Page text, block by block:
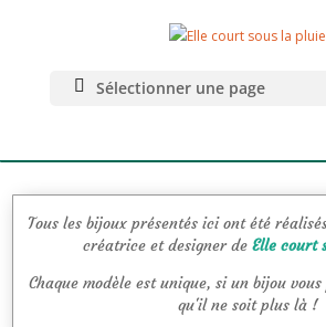
Sélectionner une page
La BoutiK
se faire
Tous les bijoux présentés ici ont été
créatrice et designer de Elle court
Chaque modèle est unique, si un bijou
qu'il ne soit plus là !